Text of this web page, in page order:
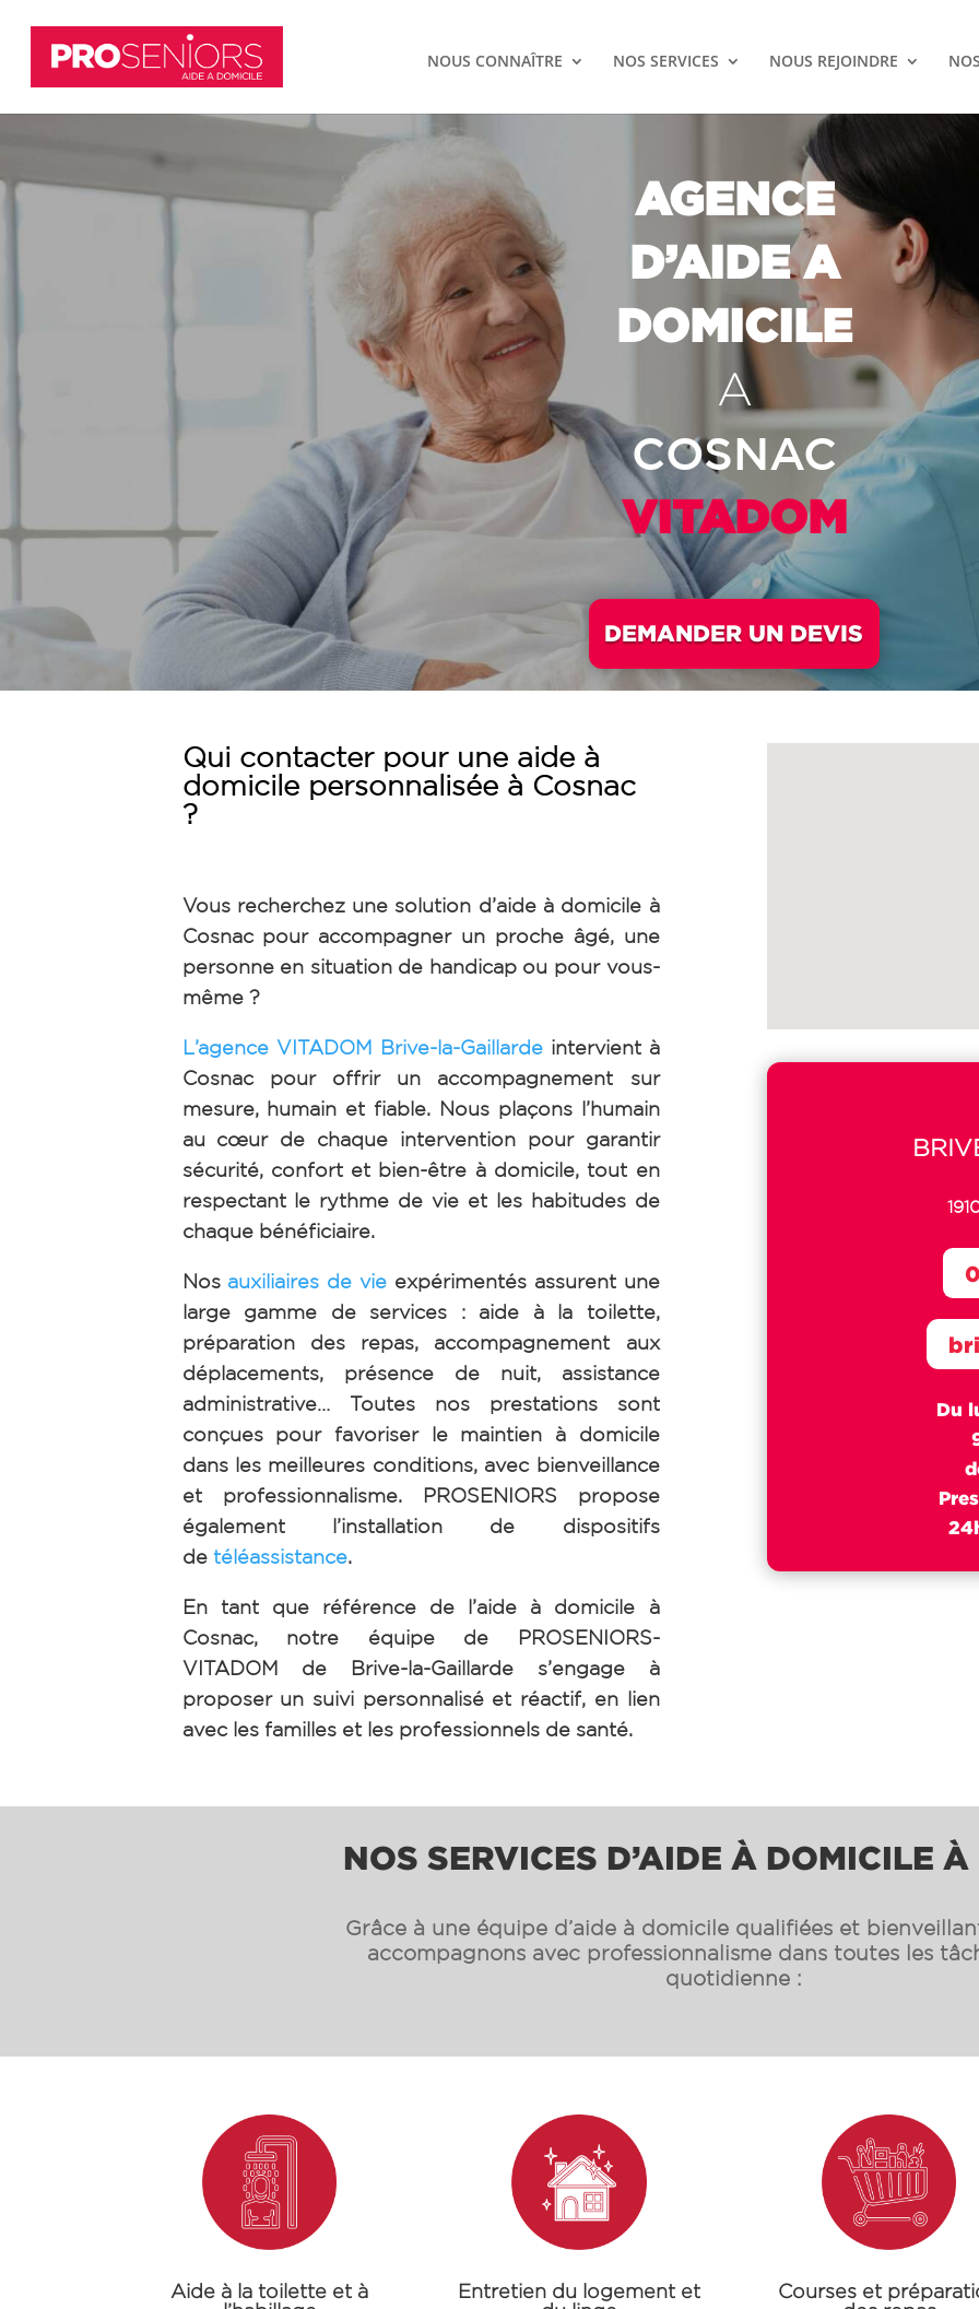
NOUS CONNAÎTRE NOS SERVICES NOUS REJOINDRE
AGENCE
D’AIDE A
DOMICILE
A
COSNAC
VITADOM
DEMANDER UN DEVIS
Qui contacter pour une aide à
domicile personnalisée à Cosnac
?
Vous recherchez une solution d’aide à domicile à
Cosnac pour accompagner un proche âgé, une
personne en situation de handicap ou pour vous-
même ?
L’agence VITADOM Brive-la-Gaillardeintervient à
Cosnac pour offrir un accompagnement sur
mesure, humain et fiable. Nous plaçons l’humain
au cœur de chaque intervention pour garantir
sécurité, confort et bien-être à domicile, tout en
respectant le rythme de vie et les habitudes de
chaque bénéficiaire.
Nos auxiliaires de vie expérimentés assurent une
large gamme de services : aide à la toilette,
préparation des repas, accompagnement aux
déplacements, présence de nuit, assistance
administrative… Toutes nos prestations sont
conçues pour favoriser le maintien à domicile
dans les meilleures conditions, avec bienveillance
et professionnalisme. PROSENIORS propose
également l’installation de dispositifs
de téléassistance.
En tant que référence de l’aide à domicile à
Cosnac, notre équipe de PROSENIORS-
VITADOM de Brive-la-Gaillarde s’engage à
proposer un suivi personnalisé et réactif, en lien
avec les familles et les professionnels de santé.
Du
NOS SERVICES D’AIDE À DOMICILE
Grâce à une équipe d’aide à domicile qualifiées et
accompagnons avec professionnalisme dans toutes les
quotidienne :
Aide à la toilette et à
Entretien du logement et
Courses et